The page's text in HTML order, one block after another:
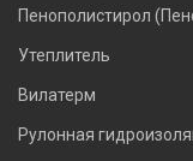
Пенополистирол
Утеплитель
Вилатерм
Рулонная